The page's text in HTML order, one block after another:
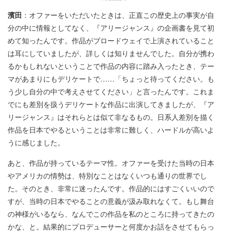
濱田 ：オファーをいただいたときは、正直この歴史上の事実が自
分の中に情報としてなく、『アリージャンス』の企画書を見て初
めて知ったんです。作品がブロードウェイで上演されていること
は耳にしていましたが、詳しくは知りませんでした。自分が携わ
るかもしれないということで作品の内容に踏み入ったとき、テー
マがあまりにもデリケートで……「ちょっと待ってください。も
う少し自分の中で考えさせてください」と言ったんです。これま
でにも差別を扱うデリケートな作品に出演してきましたが、『ア
リージャンス』はそれらとは似て非なるもの。日系人差別を描く
作品を日本でやるということは非常に難しく、ハードルが高いよ
うに感じました。
あと、作品が持っているテーマ性。オファーを受けた当時の日本
やアメリカの情勢は、特別なことはなくいつも通りの世界でし
た。そのとき、非常に迷ったんです。作品的にはすごくいいので
すが、当時の日本でやることの意義が汲み取れなくて。もし舞台
の神様がいるなら、なんでこの作品を私のところに持ってきたの
かな、と。結果的にプロデューサーと何度かお話をさせてもらっ